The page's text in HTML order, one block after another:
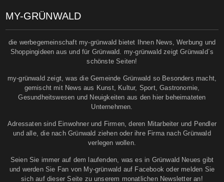
MY-GRÜNWALD
die werbegemeinschaft my-grünwald bietet Ihnen News, Werbung und
Shoppingideen aus und für Grünwald. my-grünwald zeigt Grünwald´s
schönste Seiten!
my-grünwald zeigt, was die Gemeinde Grünwald so Besonders macht,
gemischt mit News aus Kunst, Kultur, Sport, Gastronomie,
Gesundheitswesen und Neuigkeiten aus den hier beheimateten
Unternehmen.
Adressaten sind Einwohner und Firmen, deren Mitarbeiter und Pendler
und alle, die nach Grünwald ziehen oder ihre Firma nach Grünwald
verlegen wollen.
Seien Sie immer auf dem laufenden, was es in Grünwald Neues gibt
und werden Sie Fan von My-grünwald auf Facebook oder melden Sie
sich auf dieser Seite zu unserem monatlichen Newsletter an!